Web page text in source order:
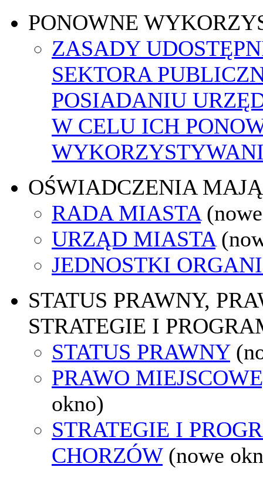
PONOWNE
ZASADY
SEKTORA
POSIADANIU
W CELU ICH
OŚWIADCZENIA
RADA MIASTA
URZĄD MIASTA
JEDNOSTKI
STATUS PRAWNY,
STRATEGIE I
STATUS PRAWNY
PRAWO
okno)
STRATEGIE I
CHORZÓW (nowe